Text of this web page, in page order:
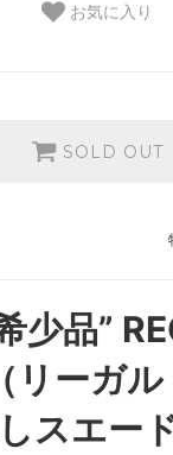
お気に入り
SOLD OUT
少品”
リーガル
スエー